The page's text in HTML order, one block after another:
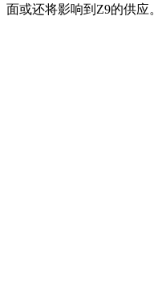
面或还将影响到Z9的供应。